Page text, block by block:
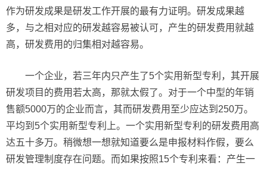
作为研发成果是研发工作开展的最有力证明。研发成果越
多，与之相对应的研发越容易被认可，产生的研发费用就越
高，研发费用的归集相对越容易。
一个企业，若三年内只产生了5个实用新型专利，其开展
研发项目的费用若太高，那就太假了。对于一个中型的年销
售额5000万的企业而言，其而研发费用至少应达到250万。
平均到5个实用新型专利上。一个实用新型专利的研发费用高
达五十多万。稍微想一想就知道要么是申报材料作假，要么
研发管理制度存在问题。而如果按照15个专利来看：产生一